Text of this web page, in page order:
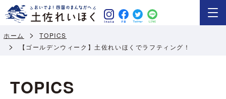
ホーム
TOPICS
【ゴールデンウィーク】土佐れいほくでラフティング！
TOPICS